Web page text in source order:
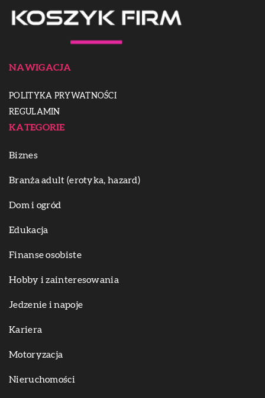
NAWIGACJA
POLITYKA PRYWATNOŚCI
REGULAMIN
KATEGORIE
Biznes
Branża adult (erotyka, hazard)
Dom i ogród
Edukacja
Finanse osobiste
Hobby i zainteresowania
Jedzenie i napoje
Kariera
Motoryzacja
Nieruchomości